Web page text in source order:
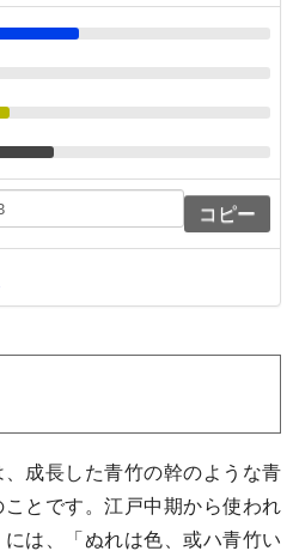
コピー
成長した青竹の幹のような青
とです。江戸中期から使われ
は、「ぬれは色、或ハ青竹い